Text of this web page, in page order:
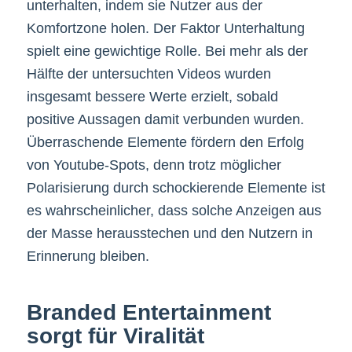
unterhalten, indem sie Nutzer aus der
Komfortzone holen. Der Faktor Unterhaltung
spielt eine gewichtige Rolle. Bei mehr als der
Hälfte der untersuchten Videos wurden
insgesamt bessere Werte erzielt, sobald
positive Aussagen damit verbunden wurden.
Überraschende Elemente fördern den Erfolg
von Youtube-Spots, denn trotz möglicher
Polarisierung durch schockierende Elemente ist
es wahrscheinlicher, dass solche Anzeigen aus
der Masse herausstechen und den Nutzern in
Erinnerung bleiben.
Branded Entertainment
sorgt für Viralität